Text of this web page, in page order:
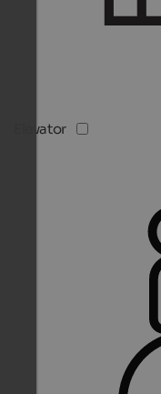
Elevator